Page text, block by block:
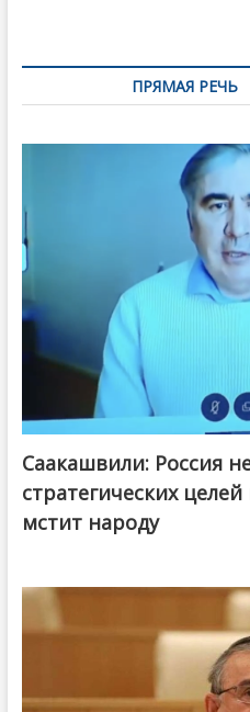
ПРЯМАЯ РЕЧЬ
Саакашвили: Россия
стратегических
мстит народу